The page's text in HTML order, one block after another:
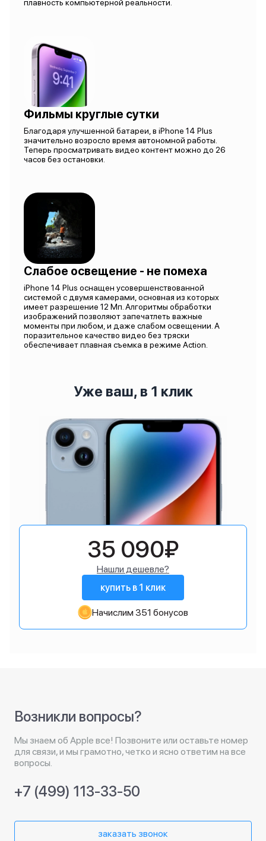
плавность компьютерной реальности.
Фильмы круглые сутки
Благодаря улучшенной батареи, в iPhone 14 Plus
значительно возросло время автономной работы.
Теперь просматривать видео контент можно до 26
часов без остановки.
Слабое освещение - не помеха
iPhone 14 Plus оснащен усовершенствованной
системой с двумя камерами, основная из которых
имеет разрешение 12 Мп. Алгоритмы обработки
изображений позволяют запечатлеть важные
моменты при любом, и даже слабом освещении. А
поразительное качество видео без тряски
обеспечивает плавная съемка в режиме Action.
Уже ваш, в 1 клик
35 090₽
Нашли дешевле?
купить в 1 клик
Начислим 351 бонусов
Возникли вопросы?
Мы знаем об Apple все! Позвоните или оставьте номер
для связи, и мы грамотно, четко и ясно ответим на все
вопросы.
+7 (499) 113-33-50
заказать звонок